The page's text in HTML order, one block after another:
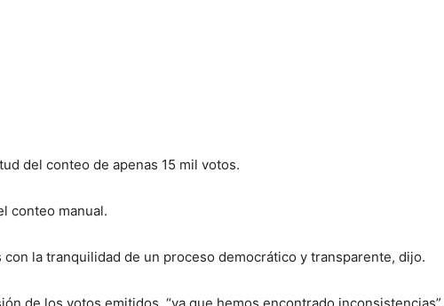
del conteo de apenas 15 mil votos.
conteo manual.
la tranquilidad de un proceso democrático y transparente, dijo.
de los votos emitidos, “ya que hemos encontrado inconsistencias”.